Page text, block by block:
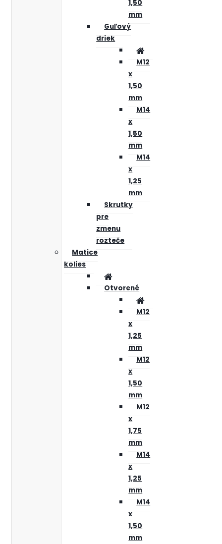
1,50
mm
Guľový
driek
M12
x
1,50
mm
M14
x
1,50
mm
M14
x
1,25
mm
Skrutky
pre
zmenu
rozteče
Matice
kolies
Otvorené
M12
x
1,25
mm
M12
x
1,50
mm
M12
x
1,75
mm
M14
x
1,25
mm
M14
x
1,50
mm